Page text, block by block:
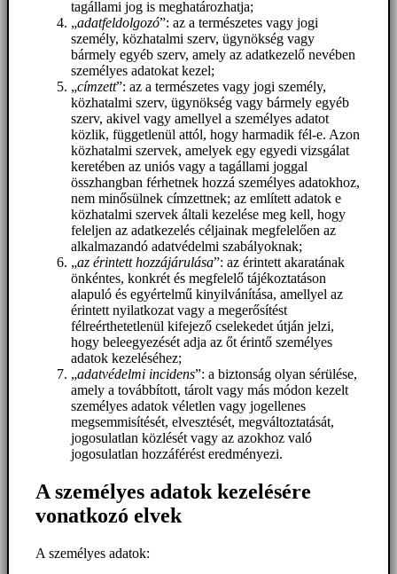
tagállami jog is meghatározhatja;
„adatfeldolgozó”: az a természetes vagy jogi
személy, közhatalmi szerv, ügynökség vagy
bármely egyéb szerv, amely az adatkezelő nevében
személyes adatokat kezel;
„címzett”: az a természetes vagy jogi személy,
közhatalmi szerv, ügynökség vagy bármely egyéb
szerv, akivel vagy amellyel a személyes adatot
közlik, függetlenül attól, hogy harmadik fél-e. Azon
közhatalmi szervek, amelyek egy egyedi vizsgálat
keretében az uniós vagy a tagállami joggal
összhangban férhetnek hozzá személyes adatokhoz,
nem minősülnek címzettnek; az említett adatok e
közhatalmi szervek általi kezelése meg kell, hogy
feleljen az adatkezelés céljainak megfelelően az
alkalmazandó adatvédelmi szabályoknak;
„az érintett hozzájárulása”: az érintett akaratának
önkéntes, konkrét és megfelelő tájékoztatáson
alapuló és egyértelmű kinyilvánítása, amellyel az
érintett nyilatkozat vagy a megerősítést
félreérthetetlenül kifejező cselekedet útján jelzi,
hogy beleegyezését adja az őt érintő személyes
adatok kezeléséhez;
„adatvédelmi incidens”: a biztonság olyan sérülése,
amely a továbbított, tárolt vagy más módon kezelt
személyes adatok véletlen vagy jogellenes
megsemmisítését, elvesztését, megváltoztatását,
jogosulatlan közlését vagy az azokhoz való
jogosulatlan hozzáférést eredményezi.
A személyes adatok kezelésére
vonatkozó elvek
A személyes adatok: